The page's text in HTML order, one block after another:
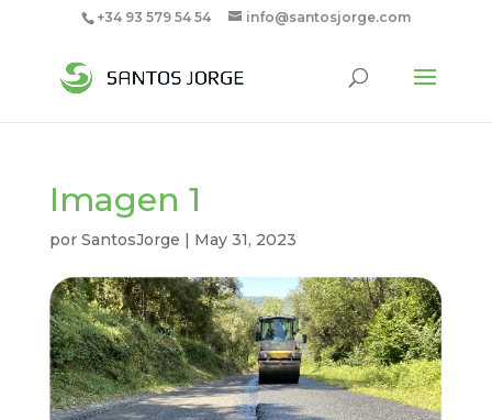
+34 93 579 54 54 info@santosjorge.com
Imagen 1
por SantosJorge | May 31, 2023